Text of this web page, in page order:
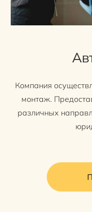
Компания
монтаж.
различных